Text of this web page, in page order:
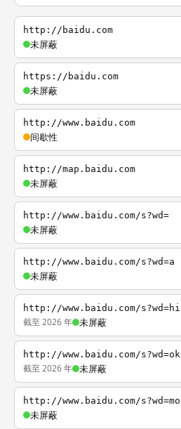
http://baidu.com
未屏蔽
https://baidu.com
未屏蔽
http://www.baidu.com
间歇性
http://map.baidu.com
未屏蔽
http://www.baidu.com/s?wd=
未屏蔽
http://www.baidu.com/s?wd=a
未屏蔽
http://www.baidu.com/s?wd=hi
截至 2026 年 未屏蔽
http://www.baidu.com/s?wd=ok
截至 2026 年 未屏蔽
http://www.baidu.com/s?wd=mo
未屏蔽